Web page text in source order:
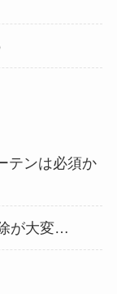
テンは必須か
が大変…